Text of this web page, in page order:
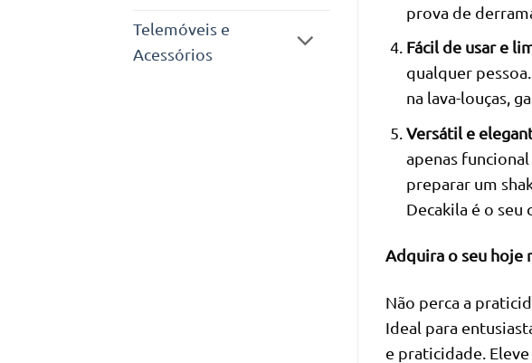
Telemóveis e
Acessórios
prova de
Fácil de usar e
qualquer
na lava-louças,
Versátil e
apenas
preparar um
Decakila é o
Adquira o seu hoje
Não perca a
Ideal para
e praticidade.